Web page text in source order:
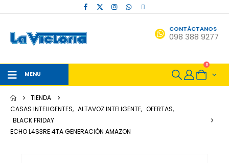
CONTÁCTANOS
098 388 9277
MENU
0
TIENDA
CASAS INTELIGENTES, ALTAVOZ INTELIGENTE, OFERTAS,
BLACK FRIDAY
ECHO L4S3RE 4TA GENERACIÓN AMAZON